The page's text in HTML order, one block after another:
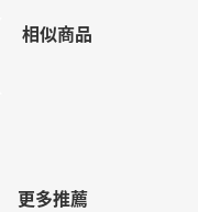
相似商品
更多推薦